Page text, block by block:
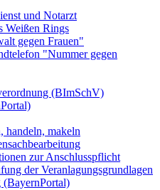
und Notarzt
Weißen Rings
gegen Frauen"
"Nummer gegen
(BImSchV)
handeln, makeln
zur Anschlusspflicht
der Veranlagungsgrundlagen
(BayernPortal)